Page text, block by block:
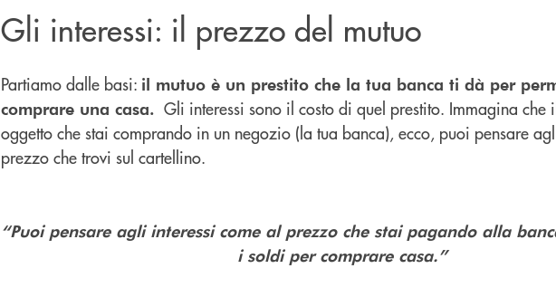
Gli interessi: il prezzo del mutuo
Partiamo dalle basi: il mutuo è un prestito che la tua banca ti dà per
comprare una casa. Gli interessi sono il costo di quel prestito. Immagina che
oggetto che stai comprando in un negozio (la tua banca), ecco, puoi pensare
prezzo che trovi sul cartellino.
“Puoi pensare agli interessi come al prezzo che stai pagando alla
i soldi per comprare casa.”